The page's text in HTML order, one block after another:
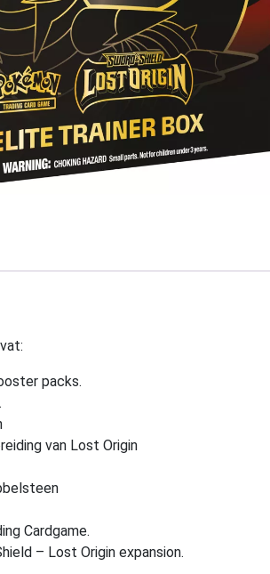
packs.
van Lost Origin
Cardgame.
– Lost Origin expansion.